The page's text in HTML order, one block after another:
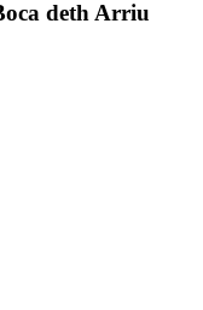
deth Arriu